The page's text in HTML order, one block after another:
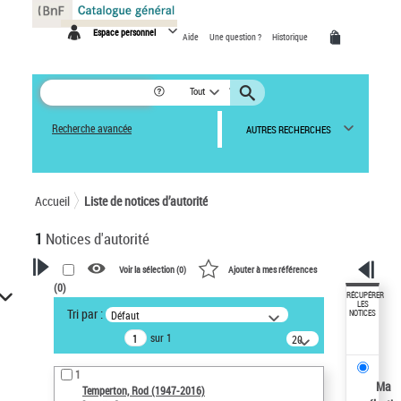
Espace personnel Aide Une question ? Historique
Tout
Recherche avancée AUTRES RECHERCHES
Accueil Liste de notices d’autorité
1 Notices d'autorité
VOTRE RECHERCHE
Recherche avancée dans les
notices d’autorité
Œuvres liées à l'auteur :
Temperton, Rod (1947-2016)
Voir la sélection (0) Ajouter à mes références
(0)
Tri par : Défaut
sur 1
20
résultats/page
1
Temperton, Rod (1947-2016)
RÉCUPÉRER
LES
NOTICES
Ma
Panneau de gestion des cookies